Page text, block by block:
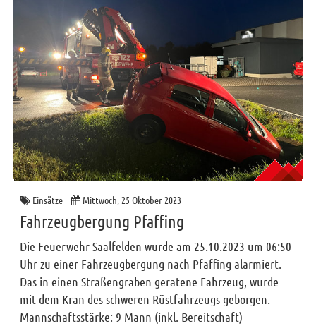
Einsätze Mittwoch, 25 Oktober 2023
Fahrzeugbergung Pfaffing
Die Feuerwehr Saalfelden wurde am 25.10.2023 um 06:50
Uhr zu einer Fahrzeugbergung nach Pfaffing alarmiert.
Das in einen Straßengraben geratene Fahrzeug, wurde
mit dem Kran des schweren Rüstfahrzeugs geborgen.
Mannschaftsstärke: 9 Mann (inkl. Bereitschaft)